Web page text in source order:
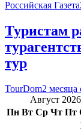
Российская Газета
Туристам
тур
TourDom2 месяца
Август 2026
Пн Вт Ср Чт Пт